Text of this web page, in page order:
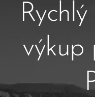
výkup